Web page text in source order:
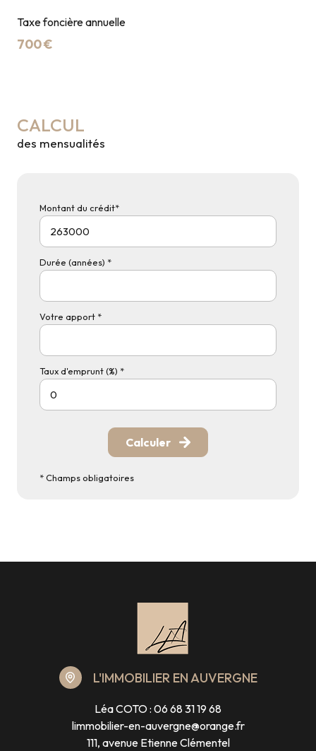
Taxe foncière annuelle
700 €
CALCUL
des mensualités
Montant du crédit*
Durée (années) *
Votre apport *
Taux d'emprunt (%) *
Calculer
* Champs obligatoires
L'IMMOBILIER EN AUVERGNE
Léa COTO : 06 68 31 19 68
limmobilier-en-auvergne@orange.fr
111, avenue Etienne Clémentel